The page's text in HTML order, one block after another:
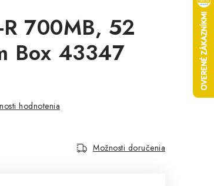
700MB, 52
Box 43347
hodnotenia
Možnosti doručenia